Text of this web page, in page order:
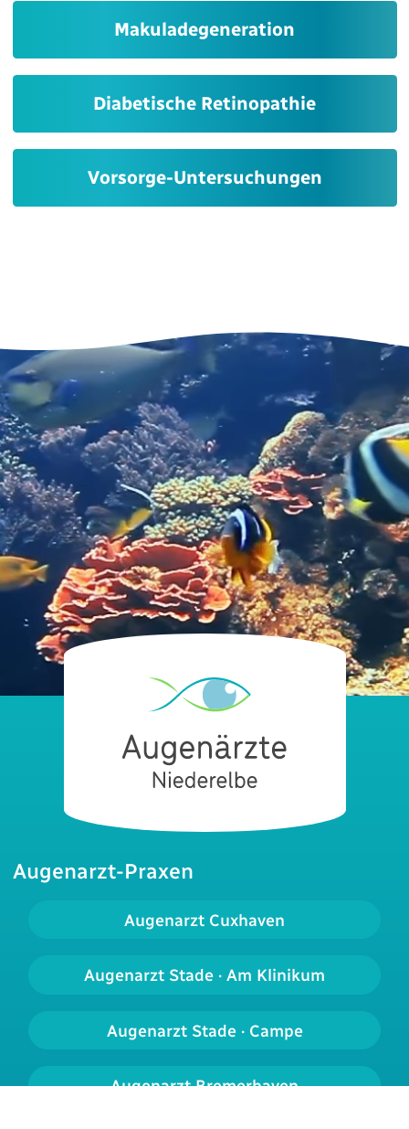
Makuladegeneration
Diabetische Retinopathie
Vorsorge-Untersuchungen
Augenarzt-Praxen
Augenarzt Cuxhaven
Augenarzt Stade · Am Klinikum
Augenarzt Stade · Campe
Augenarzt Bremerhaven